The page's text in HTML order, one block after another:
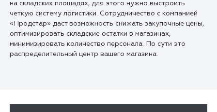
на складских площадях, для этого нужно выстроить
четкую систему логистики. Сотрудничество с компанией
«Продстар» даст возможность снижать закупочные цены,
оптимизировать складские остатки в магазинах,
минимизировать количество персонала. По сути это
распределительный центр вашего магазина.